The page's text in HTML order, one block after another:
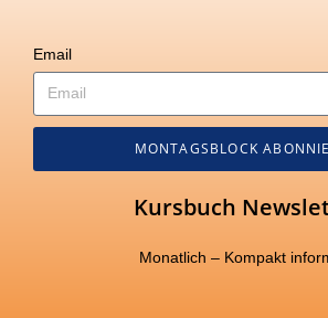
Email
MONTAGSBLOCK
Kursbuch
Monatlich – Kompakt